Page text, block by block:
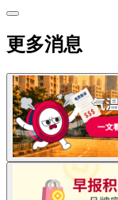
更多消息